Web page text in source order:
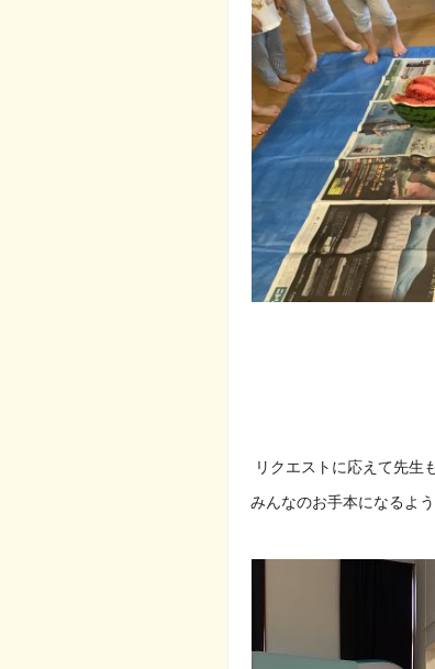
リクエストに応えて先生
みんなのお手本になるよ